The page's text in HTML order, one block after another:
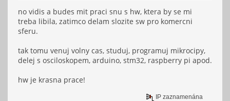
no vidis a budes mit praci snu s hw, ktera by se mi
treba libila, zatimco delam slozite sw pro komercni
sferu.
tak tomu venuj volny cas, studuj, programuj mikrocipy,
delej s osciloskopem, arduino, stm32, raspberry pi apod.
hw je krasna prace!
IP zaznamenána